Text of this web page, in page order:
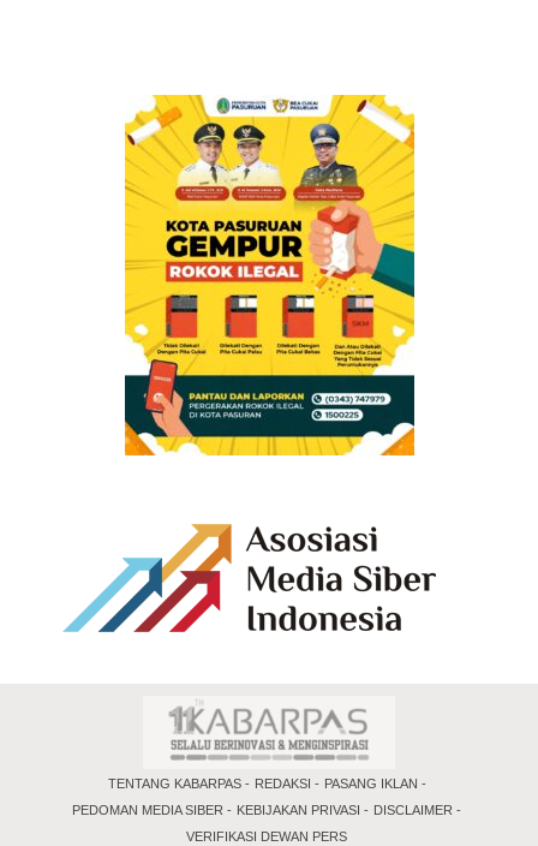
TENTANG KABARPAS REDAKSI
PASANG IKLAN
PEDOMAN MEDIA SIBER
KEBIJAKAN PRIVASI
DISCLAIMER
VERIFIKASI DEWAN PERS